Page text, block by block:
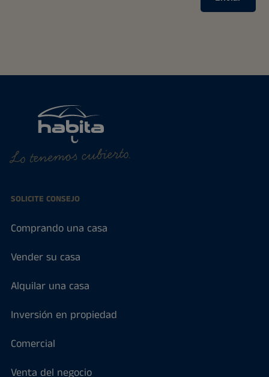
Lo tenemos cubierto.
SOLICITE CONSEJO
Comprando una casa
Vender su casa
Alquilar una casa
Inversión en propiedad
Comercial
Venta del negocio